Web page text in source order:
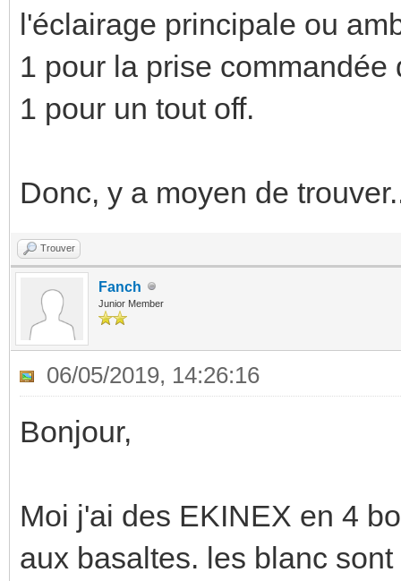
l'éclairage principale ou
1 pour la prise commandée
1 pour un tout off.
Donc, y a moyen de
Trouver
Fanch
Junior Member
06/05/2019, 14:26:16
Bonjour,
Moi j'ai des EKINEX en 4
aux basaltes. les blanc